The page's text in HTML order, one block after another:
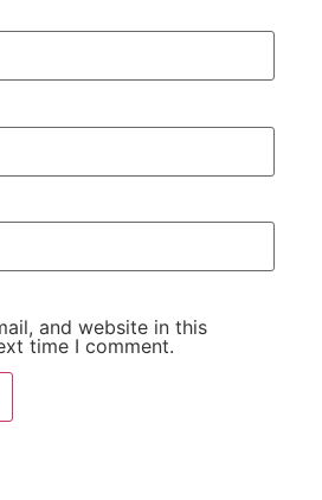
and website in this
time I comment.